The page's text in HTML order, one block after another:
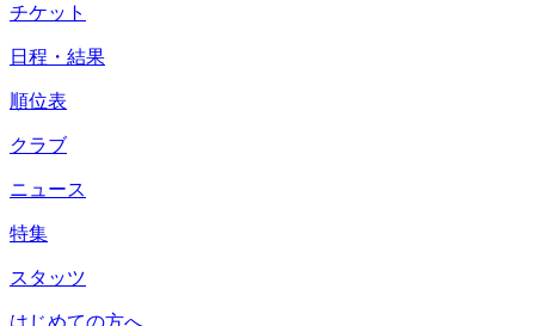
チケット
日程・結果
順位表
クラブ
ニュース
特集
スタッツ
はじめての方へ